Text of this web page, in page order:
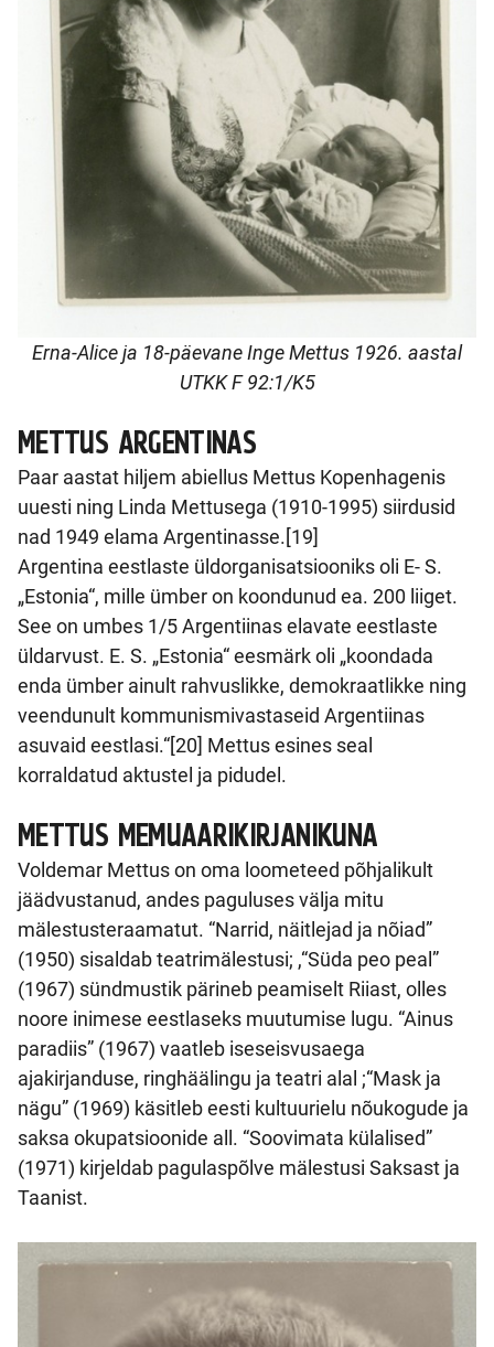
Erna-Alice ja 18-päevane Inge Mettus 1926. aastal
UTKK F 92:1/K5
METTUS ARGENTINAS
Paar aastat hiljem abiellus Mettus Kopenhagenis
uuesti ning Linda Mettusega (1910-1995) siirdusid
nad 1949 elama Argentinasse.[19]
Argentina eestlaste üldorganisatsiooniks oli E- S.
„Estonia“, mille ümber on koondunud ea. 200 liiget.
See on umbes 1/5 Argentiinas elavate eestlaste
üldarvust. E. S. „Estonia“ eesmärk oli „koondada
enda ümber ainult rahvuslikke, demokraatlikke ning
veendunult kommunismivastaseid Argentiinas
asuvaid eestlasi.“[20] Mettus esines seal
korraldatud aktustel ja pidudel.
METTUS MEMUAARIKIRJANIKUNA
Voldemar Mettus on oma loometeed põhjalikult
jäädvustanud, andes paguluses välja mitu
mälestusteraamatut. “Narrid, näitlejad ja nõiad”
(1950) sisaldab teatrimälestusi; ,“Süda peo peal”
(1967) sündmustik pärineb peamiselt Riiast, olles
noore inimese eestlaseks muutumise lugu. “Ainus
paradiis” (1967) vaatleb iseseisvusaega
ajakirjanduse, ringhäälingu ja teatri alal ;“Mask ja
nägu” (1969) käsitleb eesti kultuurielu nõukogude ja
saksa okupatsioonide all. “Soovimata külalised”
(1971) kirjeldab pagulaspõlve mälestusi Saksast ja
Taanist.